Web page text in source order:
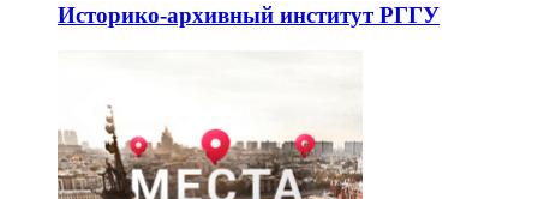
Историко-архивный институт РГГУ